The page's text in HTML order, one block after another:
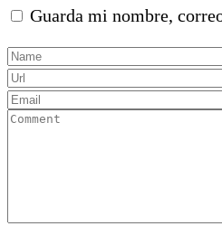
Guarda mi nombre,